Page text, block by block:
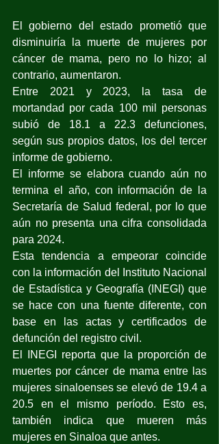
El gobierno del estado prometió que
disminuiría la muerte de mujeres por
cáncer de mama, pero no lo hizo; al
contrario, aumentaron.
Entre 2021 y 2023, la tasa de
mortandad por cada 100 mil personas
subió de 18.1 a 22.3 defunciones,
según sus propios datos, los del tercer
informe de gobierno.
El informe se elabora cuando aún no
termina el año, con información de la
Secretaría de Salud federal, por lo que
aún no presenta una cifra consolidada
para 2024.
Esta tendencia a empeorar coincide
con la información del Instituto Nacional
de Estadística y Geografía (INEGI) que
se hace con una fuente diferente, con
base en las actas y certificados de
defunción del registro civil.
El INEGI reporta que la proporción de
muertes por cáncer de mama entre las
mujeres sinaloenses se elevó de 19.4 a
20.5 en el mismo período. Esto es,
también indica que mueren más
mujeres en Sinaloa que antes.